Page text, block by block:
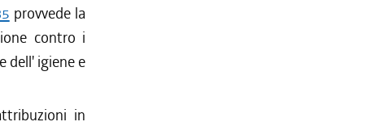
provvede la
contro i
dell' igiene e
in